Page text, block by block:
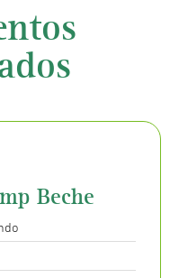
Beche